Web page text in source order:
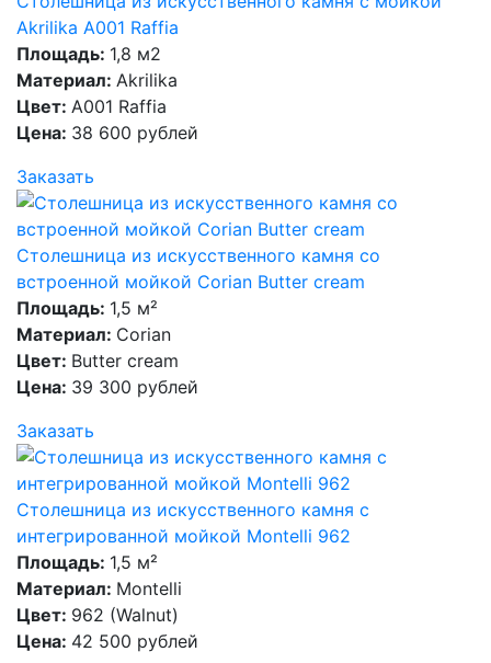
Akrilika A001 Raffia
Площадь: 1,8 м2
Материал: Akrilika
Цвет: A001 Raffia
Цена: 38 600 рублей
Заказать
Столешница из искусственного камня со
встроенной мойкой Corian Butter cream
Площадь: 1,5 м²
Материал: Corian
Цвет: Butter cream
Цена: 39 300 рублей
Заказать
Столешница из искусственного камня с
интегрированной мойкой Montelli 962
Площадь: 1,5 м²
Материал: Montelli
Цвет: 962 (Walnut)
Цена: 42 500 рублей